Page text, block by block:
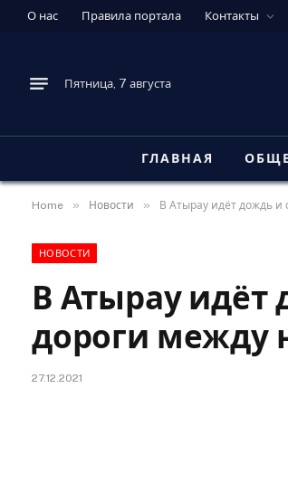
О нас Правила портала Контакты
Пятница, 7 августа
ГЛАВНАЯ
Home » Новости » В Атырау идёт дождь и
НОВОСТИ
В Атырау идёт
дороги между
27.12.2021